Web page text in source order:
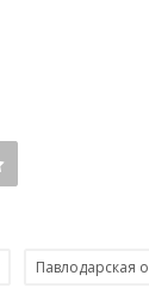
Павлодарская